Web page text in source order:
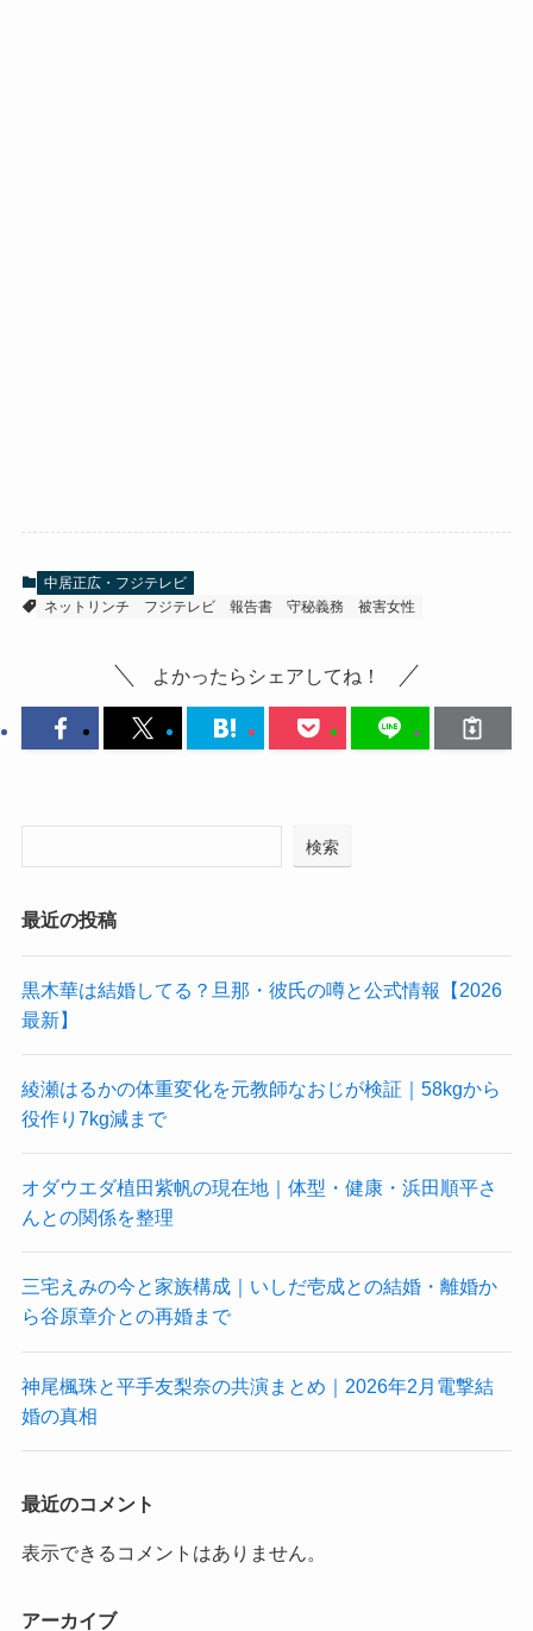
中居正広・フジテレビ
ネットリンチ
フジテレビ 報告書 守秘義務 被害女性
よかったらシェアしてね！
検索
最近の投稿
黒木華は結婚してる？旦那・彼氏の噂と公式情報【2026
最新】
綾瀬はるかの体重変化を元教師なおじが検証｜58kgから
役作り7kg減まで
オダウエダ植田紫帆の現在地｜体型・健康・浜田順平さ
んとの関係を整理
三宅えみの今と家族構成｜いしだ壱成との結婚・離婚か
ら谷原章介との再婚まで
神尾楓珠と平手友梨奈の共演まとめ｜2026年2月電撃結
婚の真相
最近のコメント
表示できるコメントはありません。
アーカイブ